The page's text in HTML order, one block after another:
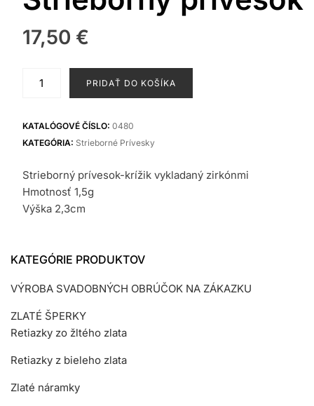
17,50 €
PRIDAŤ DO KOŠÍKA
KATALÓGOVÉ ČÍSLO: 0480
KATEGÓRIA: Strieborné Prívesky
Strieborný prívesok-krížik vykladaný zirkónmi
Hmotnosť 1,5g
Výška 2,3cm
KATEGÓRIE PRODUKTOV
VÝROBA SVADOBNÝCH OBRÚČOK NA ZÁKAZKU
ZLATÉ ŠPERKY
Retiazky zo žltého zlata
Retiazky z bieleho zlata
Zlaté náramky